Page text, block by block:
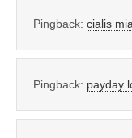
Pingback: cialis
Pingback: payday